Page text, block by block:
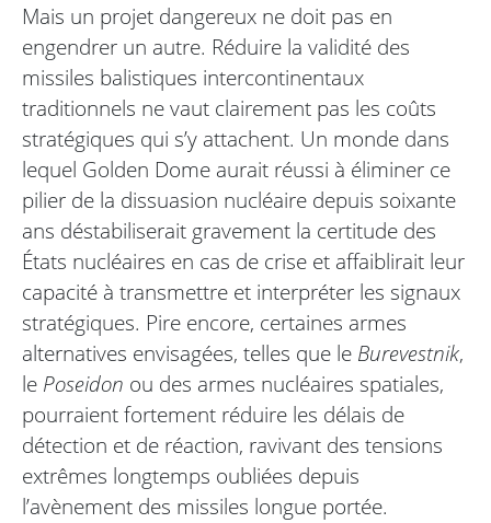
Mais un projet dangereux ne doit pas en
engendrer un autre. Réduire la validité des
missiles balistiques intercontinentaux
traditionnels ne vaut clairement pas les coûts
stratégiques qui s’y attachent. Un monde dans
lequel Golden Dome aurait réussi à éliminer ce
pilier de la dissuasion nucléaire depuis soixante
ans déstabiliserait gravement la certitude des
États nucléaires en cas de crise et affaiblirait leur
capacité à transmettre et interpréter les signaux
stratégiques. Pire encore, certaines armes
alternatives envisagées, telles que le Burevestnik,
le Poseidon ou des armes nucléaires spatiales,
pourraient fortement réduire les délais de
détection et de réaction, ravivant des tensions
extrêmes longtemps oubliées depuis
l’avènement des missiles longue portée.